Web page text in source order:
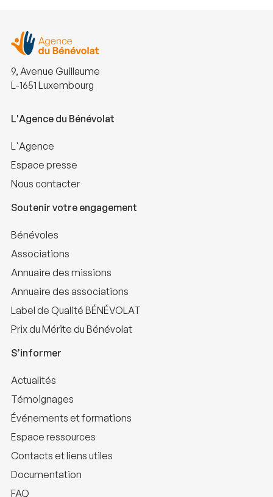
9, Avenue Guillaume
L-1651 Luxembourg
L'Agence du Bénévolat
L'Agence
Espace presse
Nous contacter
Soutenir votre engagement
Bénévoles
Associations
Annuaire des missions
Annuaire des associations
Label de Qualité BÉNÉVOLAT
Prix du Mérite du Bénévolat
S’informer
Actualités
Témoignages
Événements et formations
Espace ressources
Contacts et liens utiles
Documentation
FAQ